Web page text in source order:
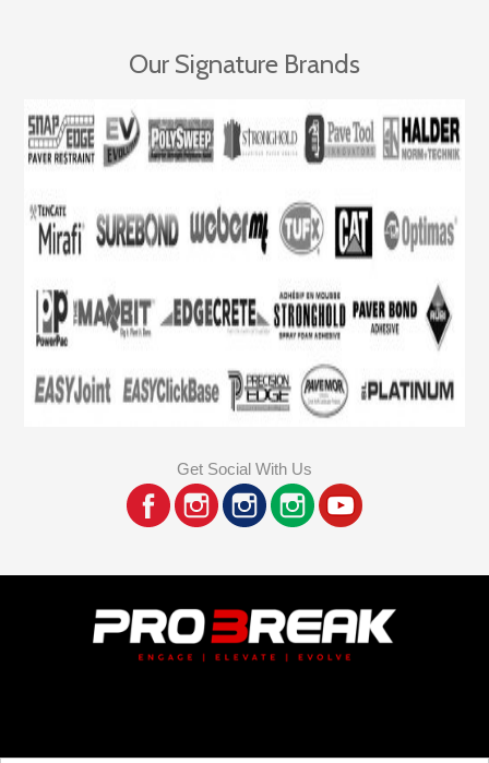
Our Signature Brands
Get Social With Us